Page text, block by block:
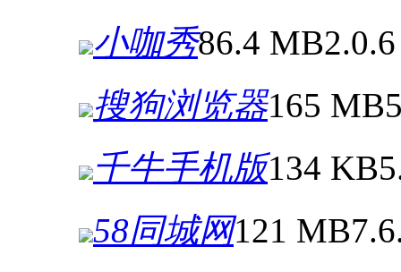
小咖秀86.4 MB2.0.6
搜狗浏览器165 MB
千牛手机版134 KB
58同城网121 MB